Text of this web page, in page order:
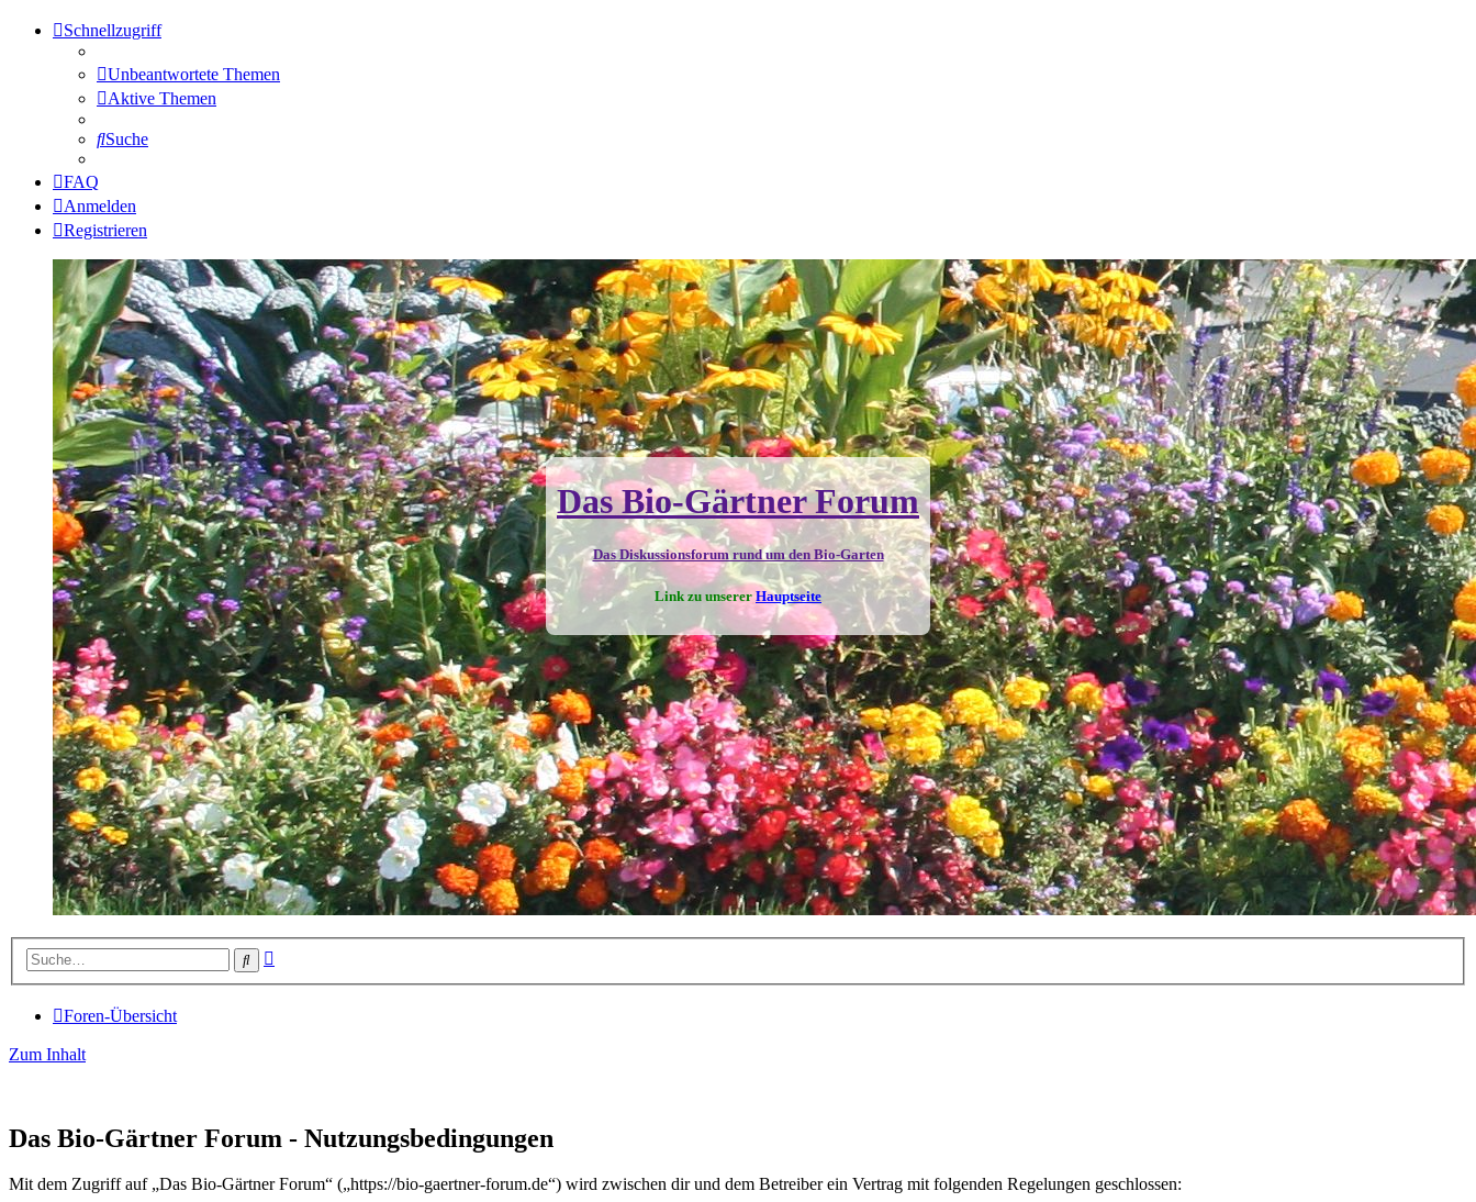
Schnellzugriff
Unbeantwortete Themen
Aktive Themen
Suche
FAQ
Anmelden
Registrieren
Das Bio-Gärtner Forum
Das Diskussionsforum rund um den Bio-Garten
Link zu unserer Hauptseite
Suche
Foren-Übersicht
Zum Inhalt
Das Bio-Gärtner Forum - Nutzungsbedingungen
Mit dem Zugriff auf „Das Bio-Gärtner Forum“ („https://bio-gaertner-forum.de“) wird zwischen dir und dem Betreiber ein Vertrag mit folgenden Regelungen geschlossen: